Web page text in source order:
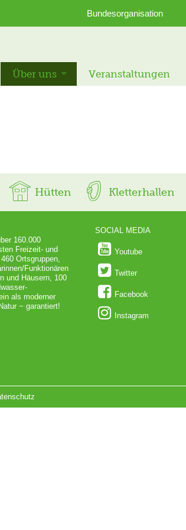
Bundesorganisation
Über uns Veranstaltungen
Hütten Kletterhallen
160.000
Freizeit- und
Ortsgruppen,
Funktionären
und Häusern, 100
als moderner
− garantiert!
SOCIAL MEDIA
Youtube
Twitter
Facebook
Instagram